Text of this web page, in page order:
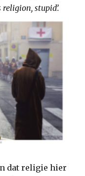
religion, stupid’.
dat religie hier